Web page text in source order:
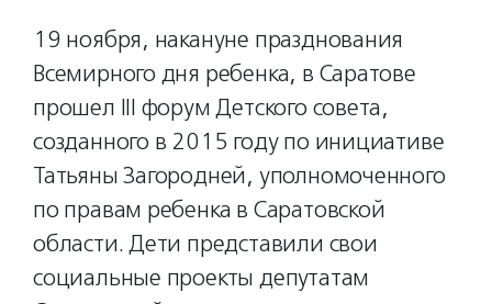
19 ноября, накануне празднования
Всемирного дня ребенка, в Саратове
прошел III форум Детского совета,
созданного в 2015 году по инициативе
Татьяны Загородней, уполномоченного
по правам ребенка в Саратовской
области. Дети представили свои
социальные проекты депутатам